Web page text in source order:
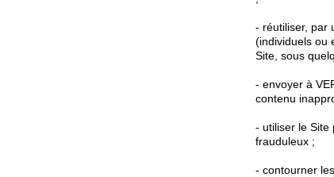
- réutiliser, par
(individuels ou
Site, sous
- envoyer à
contenu
- utiliser le Site
frauduleux ;
- contourner